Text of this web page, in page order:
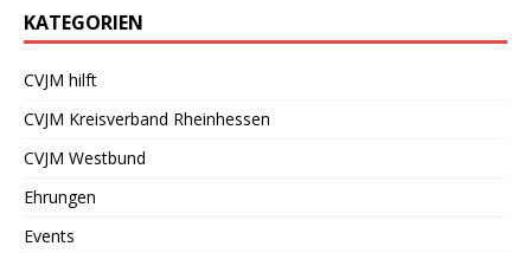
KATEGORIEN
CVJM hilft
CVJM Kreisverband Rheinhessen
CVJM Westbund
Ehrungen
Events